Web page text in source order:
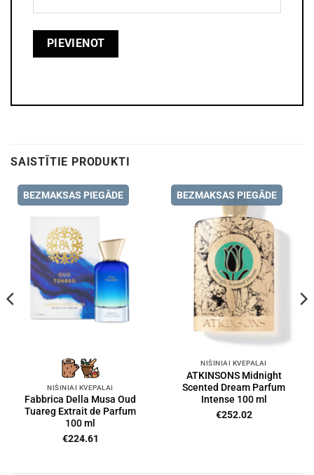
SAISTĪTIE PRODUKTI
BEZMAKSAS PIEGĀDE
NIŠINIAI KVEPALAI
Fabbrica Della Musa Oud
Tuareg Extrait de Parfum
100 ml
€224.61
BEZMAKSAS PIEGĀDE
NIŠINIAI KVEPALAI
ATKINSONS Midnight
Scented Dream Parfum
Intense 100 ml
€252.02